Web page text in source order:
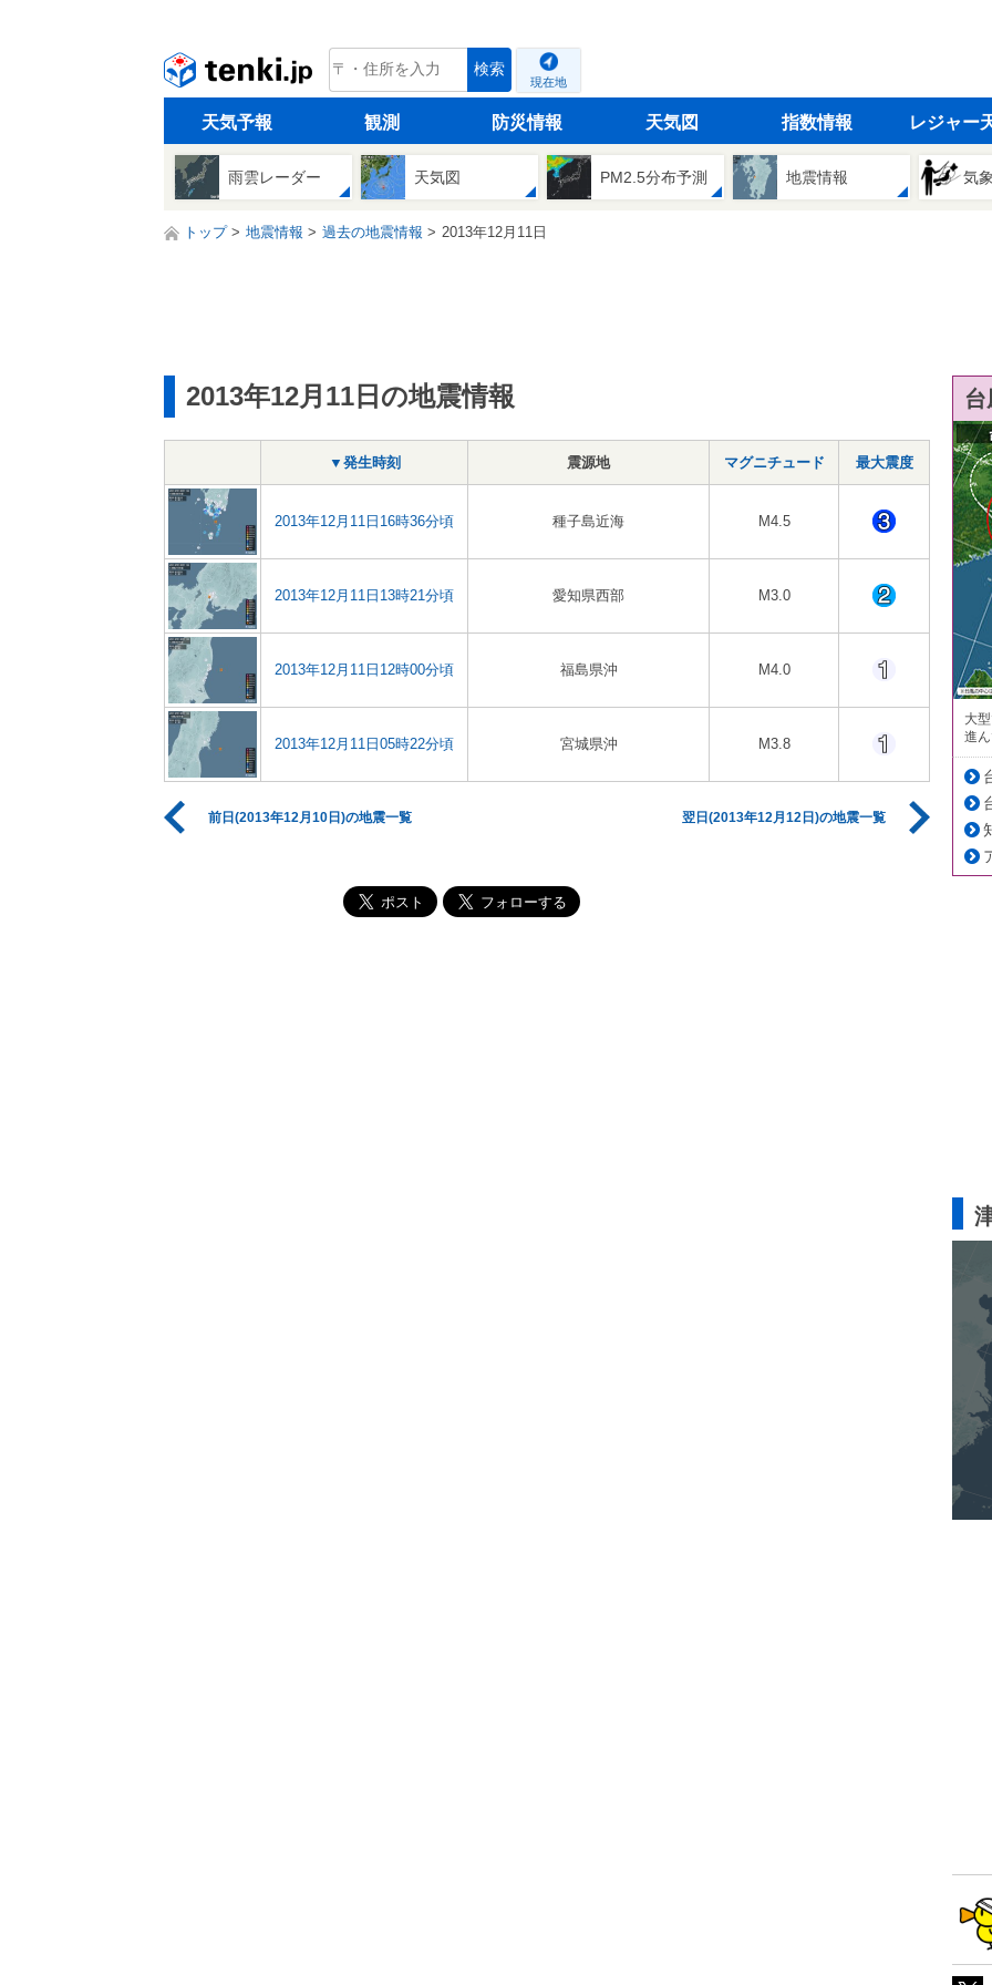
tenki.jp 検索
現在地
天気予報 観測 防災情報 天気図 指数情報 レジャー
雨雲レーダー 天気図 PM2.5分布予測 地震情報 気
トップ 地震情報 過去の地震情報 2013年12月11日
2013年12月11日の地震情報
▼発生時刻 震源地 マグニチュード 最大震度
2013年12月11日16時36分頃 種子島近海 M4.5
2013年12月11日13時21分頃 愛知県西部 M3.0
2013年12月11日12時00分頃 福島県沖 M4.0
2013年12月11日05時22分頃 宮城県沖 M3.8
前日(2013年12月10日)の地震一覧 翌日(2013年12月12日)の地震一覧
大
進